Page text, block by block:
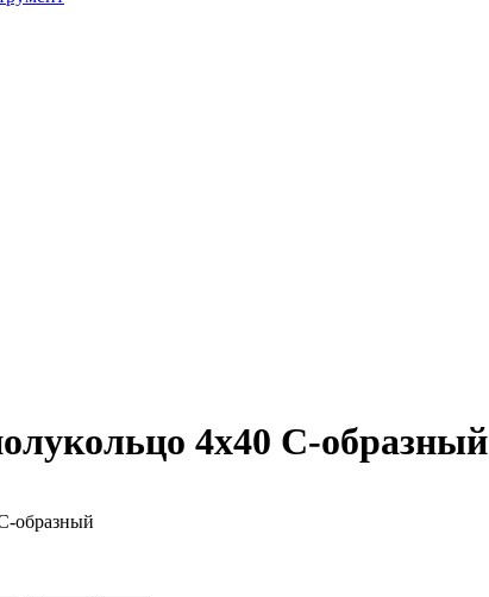
4х40 С-образный